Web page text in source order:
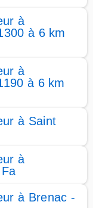
à
à 6 km
à
à 6 km
à Saint
à
à Brenac -